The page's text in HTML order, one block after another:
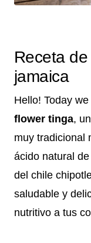
Receta
jamaica
Hello! Today
flower tinga,
muy tradicional
ácido natural
del chile
saludable y
nutritivo a tus